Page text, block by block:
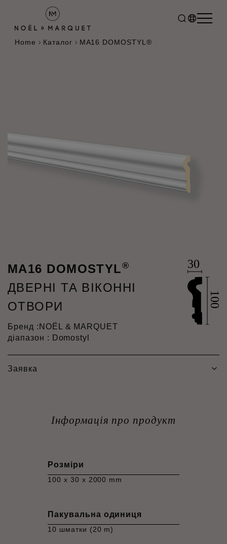
Home Каталог MA16 DOMOSTYL®
MA16 DOMOSTYL®
ДВЕРНІ ТА ВІКОННІ
ОТВОРИ
Бренд : NOËL & MARQUET
діапазон : Domostyl
Заявка
Інформація про продукт
Розміри
100 x 30 x 2000 mm
Пакувальна одиниця
10 шматки (20 m)